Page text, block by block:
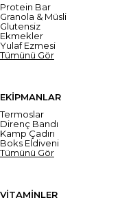
Protein Bar
Granola & Müsli
Glutensiz
Ekmekler
Yulaf Ezmesi
Tümünü Gör
EKİPMANLAR
Termoslar
Direnç Bandı
Kamp Çadırı
Boks Eldiveni
Tümünü Gör
VİTAMİNLER